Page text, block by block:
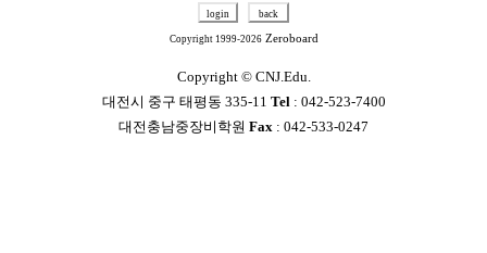
Copyright 1999-2026 Zeroboard
Copyright ©CNJ.Edu.
대전시 중구 태평동 335-11 Tel : 042-523-7400
대전충남중장비학원 Fax : 042-533-0247